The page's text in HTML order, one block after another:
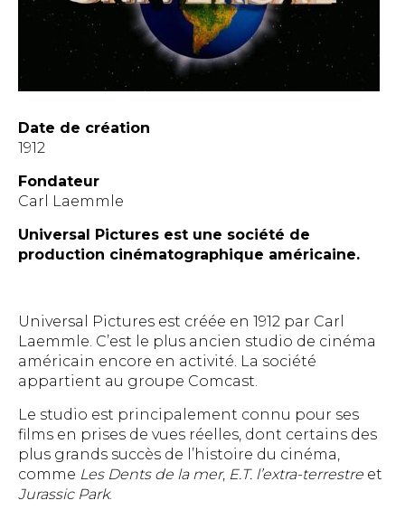
Date de création
1912
Fondateur
Carl Laemmle
Universal Pictures est une société de
production cinématographique américaine.
Universal Pictures est créée en 1912 par Carl
Laemmle. C’est le plus ancien studio de cinéma
américain encore en activité. La société
appartient au groupe Comcast.
Le studio est principalement connu pour ses
films en prises de vues réelles, dont certains des
plus grands succès de l’histoire du cinéma,
comme Les Dents de la mer, E.T. l’extra-terrestre et
Jurassic Park.